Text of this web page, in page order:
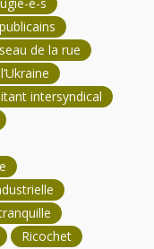
de la rue
intersyndical
Ricochet